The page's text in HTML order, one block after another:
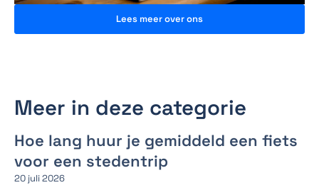
Lees meer over ons
Meer in deze categorie
Hoe lang huur je gemiddeld een fiets
voor een stedentrip
20 juli 2026